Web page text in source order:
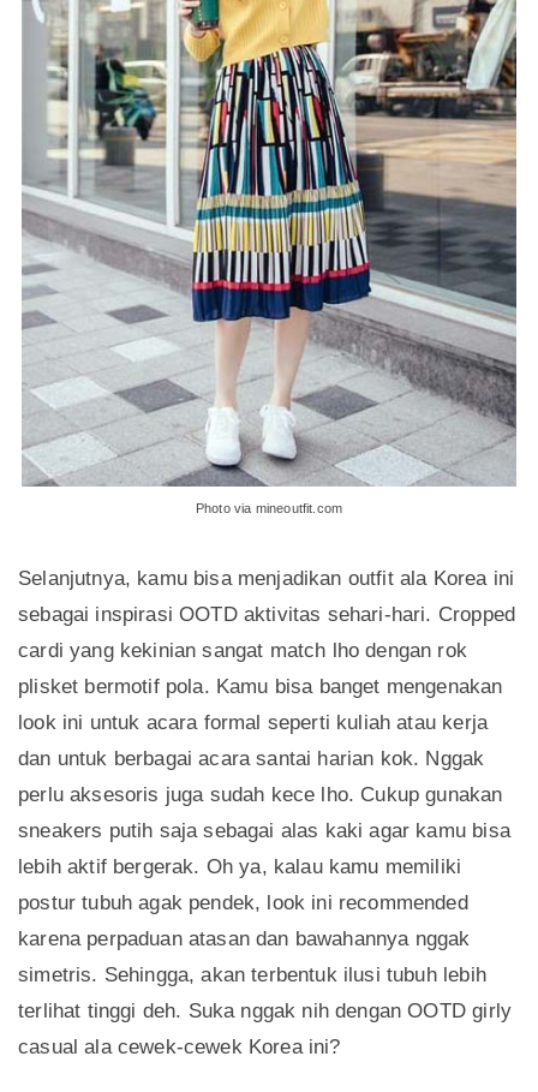
Photo via mineoutfit.com
Selanjutnya, kamu bisa menjadikan outfit ala Korea ini
sebagai inspirasi OOTD aktivitas sehari-hari. Cropped
cardi yang kekinian sangat match lho dengan rok
plisket bermotif pola. Kamu bisa banget mengenakan
look ini untuk acara formal seperti kuliah atau kerja
dan untuk berbagai acara santai harian kok. Nggak
perlu aksesoris juga sudah kece lho. Cukup gunakan
sneakers putih saja sebagai alas kaki agar kamu bisa
lebih aktif bergerak. Oh ya, kalau kamu memiliki
postur tubuh agak pendek, look ini recommended
karena perpaduan atasan dan bawahannya nggak
simetris. Sehingga, akan terbentuk ilusi tubuh lebih
terlihat tinggi deh. Suka nggak nih dengan OOTD girly
casual ala cewek-cewek Korea ini?